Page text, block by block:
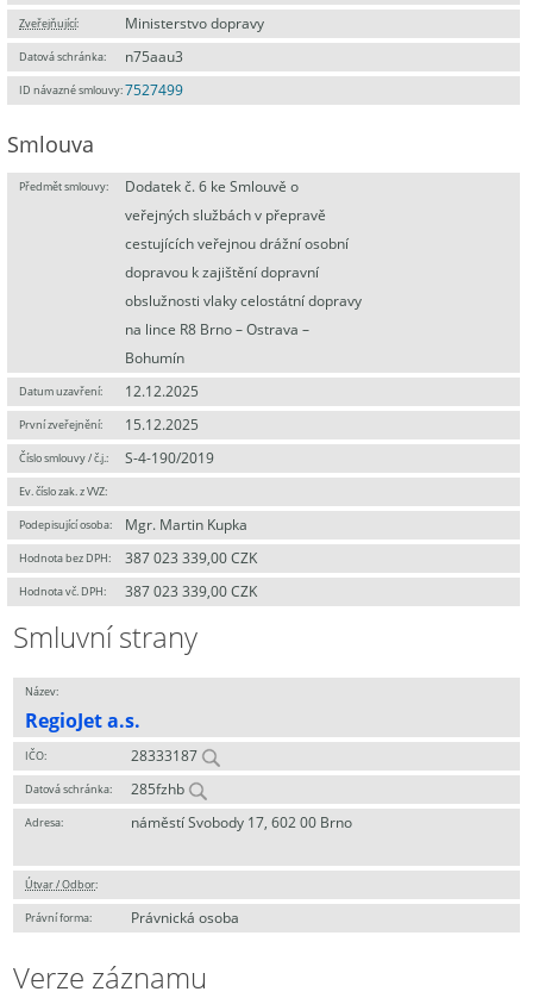
Zveřejňující: Ministerstvo dopravy
Datová schránka: n75aau3
ID návazné smlouvy:7527499
Smlouva
Předmět smlouvy:
Dodatek č. 6 ke Smlouvě o
veřejných službách v přepravě
cestujících veřejnou drážní osobní
dopravou k zajištění dopravní
obslužnosti vlaky celostátní dopravy
na lince R8 Brno – Ostrava –
Bohumín
Datum uzavření: 12.12.2025
První zveřejnění: 15.12.2025
Číslo smlouvy / č.j.: S-4-190/2019
Ev. číslo zak. z VVZ:
Podepisující osoba: Mgr. Martin Kupka
Hodnota bez DPH: 387 023 339,00 CZK
Hodnota vč. DPH: 387 023 339,00 CZK
Smluvní strany
Název:
RegioJet a.s.
IČO: 28333187
Datová schránka: 285fzhb
Adresa: náměstí Svobody 17, 602 00 Brno
Útvar / Odbor:
Právní forma: Právnická osoba
Verze záznamu